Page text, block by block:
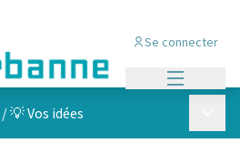
Se connecter
/💡 Vos idées